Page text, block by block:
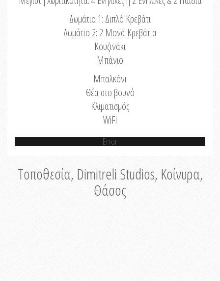
Δωμάτιο 1: Διπλό Κρεβάτι
Δωμάτιο 2: 2 Μονά Κρεβάτια
Κουζινάκι
Μπάνιο
Μπαλκόνι
Θέα στο βουνό
Κλιματισμός
WiFi
Error
Τοποθεσία, Dimitreli Studios, Κοίνυρα,
Θάσος